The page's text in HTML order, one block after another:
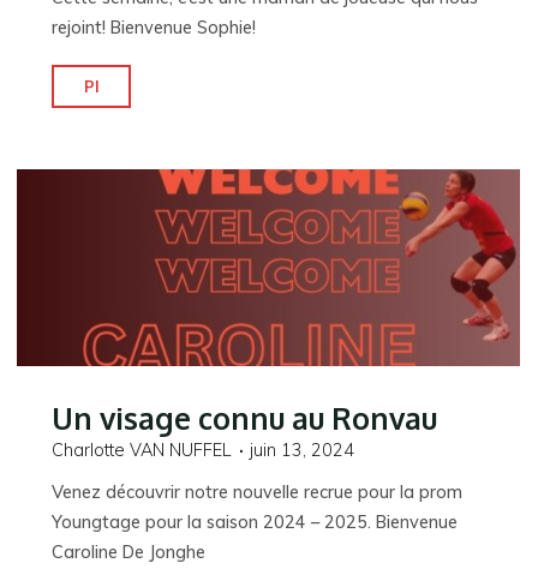
rejoint! Bienvenue Sophie!
Pl
maman
plus!"
Un visage connu au Ronvau
Charlotte VAN NUFFEL
juin 13, 2024
Venez découvrir notre nouvelle recrue pour la prom
Youngtage pour la saison 2024 – 2025. Bienvenue
Caroline De Jonghe